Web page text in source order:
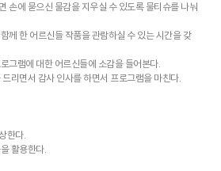
손에 묻으신 물감을 지우실 수 있도록 물티슈를 나눠
께 한 어르신들 작품을 관람하실 수 있는 시간을 갖
그램에 대한 어르신들에 소감을 들어본다.
리면서 감사 인사를 하면서 프로그램을 마친다.
한다.
활용한다.